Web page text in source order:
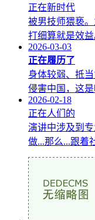
正在新时代
被男技师猥亵
打细算就是效
2026-03-03
正在履历了
身体较弱、抵
侵害中国，这
2026-02-18
正在人们的
演讲中涉及到
做...那么...跟着